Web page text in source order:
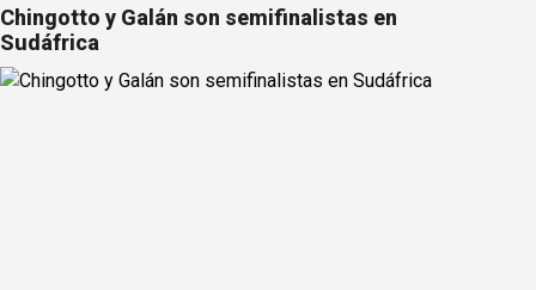
Chingotto y Galán son semifinalistas en
Sudáfrica